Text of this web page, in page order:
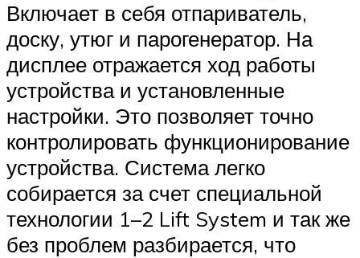
Включает в себя отпариватель,
доску, утюг и парогенератор. На
дисплее отражается ход работы
устройства и установленные
настройки. Это позволяет точно
контролировать функционирование
устройства. Система легко
собирается за счет специальной
технологии 1–2 Lift System и так же
без проблем разбирается, что